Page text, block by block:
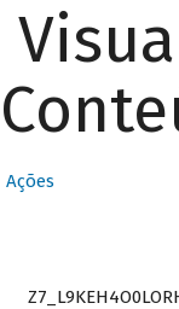
Ações